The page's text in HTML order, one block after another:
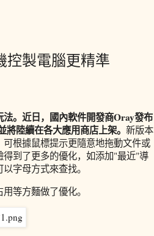
控製電腦更精準
。近日，國內軟件開發商Oray發布
陸續在各大應用商店上架。 新版本
根據鼠標提示更隨意地拖動文件或
到了更多的優化，如添加"最近"導
字母方式來查找。
等方麵做了優化。